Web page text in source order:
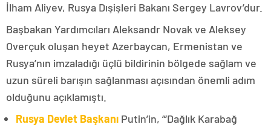
İlham Aliyev, Rusya Dışişleri Bakanı Sergey Lavrov’dur.
Başbakan Yardımcıları Aleksandr Novak ve Aleksey
Overçuk oluşan heyet Azerbaycan, Ermenistan ve
Rusya’nın imzaladığı üçlü bildirinin bölgede sağlam ve
uzun süreli barışın sağlanması açısından önemli adım
olduğunu açıklamıştı.
Rusya Devlet Başkanı Putin’in, “‘Dağlık Karabağ